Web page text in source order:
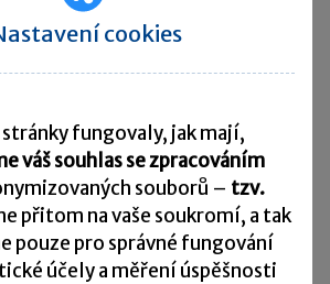
byly splněny podmínky.
je sleva na studenta zrušena
mohou rodiče studenta
2023, tj. od měsíce zahájení
činnost studenta VŠ
cookies
stránky fungovaly, jak mají,
váš souhlas se zpracováním
souborů – tzv.
přitom na vaše soukromí, a tak
pouze pro správné fungování
účely a měření úspěšnosti